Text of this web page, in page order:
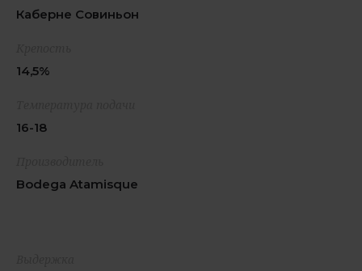
Каберне Совиньон
14,5%
16-18
Bodega Atamisque